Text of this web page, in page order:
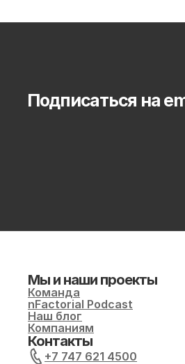
Подписаться на
Мы и наши проекты
Команда
nFactorial Podcast
Наш блог
Компаниям
Контакты
+7 747 621 4500